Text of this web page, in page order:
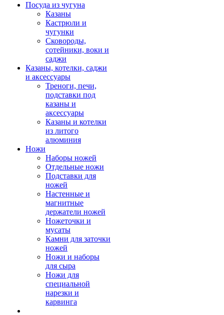
Посуда из чугуна
Казаны
Кастрюли и
чугунки
Сковороды,
сотейники, воки и
саджи
Казаны, котелки, саджи
и аксессуары
Треноги, печи,
подставки под
казаны и
аксессуары
Казаны и котелки
из литого
алюминия
Ножи
Наборы ножей
Отдельные ножи
Подставки для
ножей
Настенные и
магнитные
держатели ножей
Ножеточки и
мусаты
Камни для заточки
ножей
Ножи и наборы
для сыра
Ножи для
специальной
нарезки и
карвинга